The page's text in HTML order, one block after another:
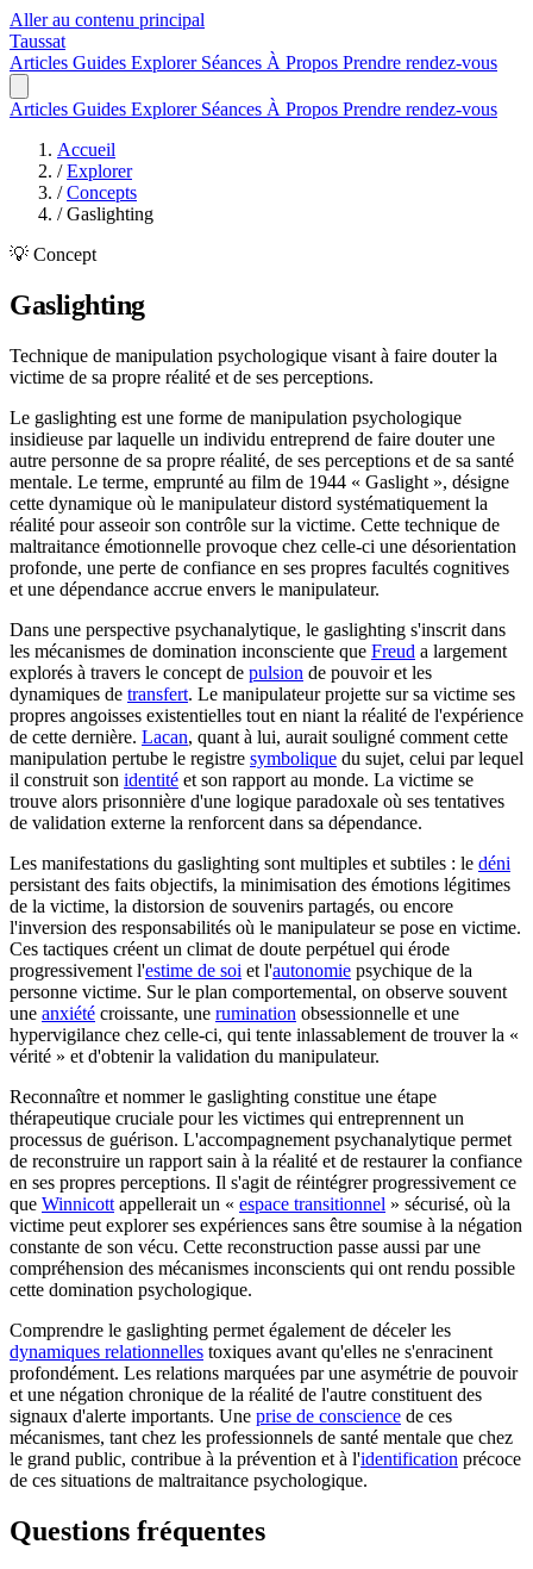
Aller au contenu principal
Taussat
Articles Guides Explorer Séances À Propos Prendre rendez-vous
Articles Guides Explorer Séances À Propos Prendre rendez-vous
Accueil
/ Explorer
/ Concepts
/ Gaslighting
💡 Concept
Gaslighting
Technique de manipulation psychologique visant à faire douter la
victime de sa propre réalité et de ses perceptions.
Le gaslighting est une forme de manipulation psychologique
insidieuse par laquelle un individu entreprend de faire douter une
autre personne de sa propre réalité, de ses perceptions et de sa santé
mentale. Le terme, emprunté au film de 1944 « Gaslight », désigne
cette dynamique où le manipulateur distord systématiquement la
réalité pour asseoir son contrôle sur la victime. Cette technique de
maltraitance émotionnelle provoque chez celle-ci une désorientation
profonde, une perte de confiance en ses propres facultés cognitives
et une dépendance accrue envers le manipulateur.
Dans une perspective psychanalytique, le gaslighting s'inscrit dans
les mécanismes de domination inconsciente que Freud a largement
explorés à travers le concept de pulsion de pouvoir et les
dynamiques de transfert. Le manipulateur projette sur sa victime ses
propres angoisses existentielles tout en niant la réalité de l'expérience
de cette dernière. Lacan, quant à lui, aurait souligné comment cette
manipulation pertube le registre symbolique du sujet, celui par lequel
il construit son identité et son rapport au monde. La victime se
trouve alors prisonnière d'une logique paradoxale où ses tentatives
de validation externe la renforcent dans sa dépendance.
Les manifestations du gaslighting sont multiples et subtiles : le déni
persistant des faits objectifs, la minimisation des émotions légitimes
de la victime, la distorsion de souvenirs partagés, ou encore
l'inversion des responsabilités où le manipulateur se pose en victime.
Ces tactiques créent un climat de doute perpétuel qui érode
progressivement l'estime de soi et l'autonomie psychique de la
personne victime. Sur le plan comportemental, on observe souvent
une anxiété croissante, une rumination obsessionnelle et une
hypervigilance chez celle-ci, qui tente inlassablement de trouver la «
vérité » et d'obtenir la validation du manipulateur.
Reconnaître et nommer le gaslighting constitue une étape
thérapeutique cruciale pour les victimes qui entreprennent un
processus de guérison. L'accompagnement psychanalytique permet
de reconstruire un rapport sain à la réalité et de restaurer la confiance
en ses propres perceptions. Il s'agit de réintégrer progressivement ce
que Winnicott appellerait un « espace transitionnel » sécurisé, où la
victime peut explorer ses expériences sans être soumise à la négation
constante de son vécu. Cette reconstruction passe aussi par une
compréhension des mécanismes inconscients qui ont rendu possible
cette domination psychologique.
Comprendre le gaslighting permet également de déceler les
dynamiques relationnelles toxiques avant qu'elles ne s'enracinent
profondément. Les relations marquées par une asymétrie de pouvoir
et une négation chronique de la réalité de l'autre constituent des
signaux d'alerte importants. Une prise de conscience de ces
mécanismes, tant chez les professionnels de santé mentale que chez
le grand public, contribue à la prévention et à l'identification précoce
de ces situations de maltraitance psychologique.
Questions fréquentes